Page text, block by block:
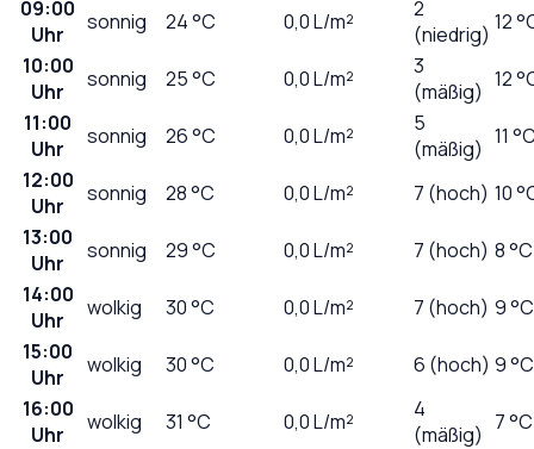
09:00
Uhr
sonnig 24°C 0,0L/m²
2
(niedrig) 12
10:00
Uhr
sonnig 25°C 0,0L/m²
3
(mäßig) 12
11:00
Uhr
sonnig 26°C 0,0L/m²
5
(mäßig) 11
12:00
Uhr
sonnig 28°C 0,0L/m² 7 (hoch) 10
13:00
Uhr
sonnig 29°C 0,0L/m² 7 (hoch) 8 °C
14:00
Uhr
wolkig 30°C 0,0L/m² 7 (hoch) 9 °C
15:00
Uhr
wolkig 30°C 0,0L/m² 6 (hoch) 9 °C
16:00
Uhr
wolkig 31 °C 0,0L/m²
4
(mäßig) 7 °C